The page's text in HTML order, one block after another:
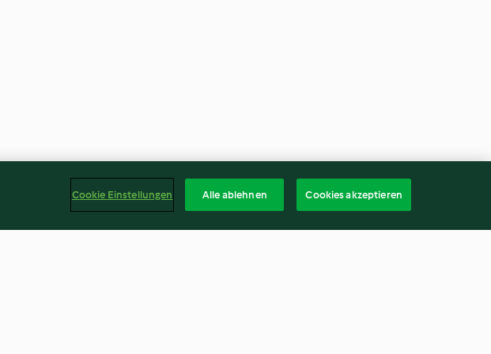
Cookie Einstellungen Alle ablehnen Cookies akzeptieren